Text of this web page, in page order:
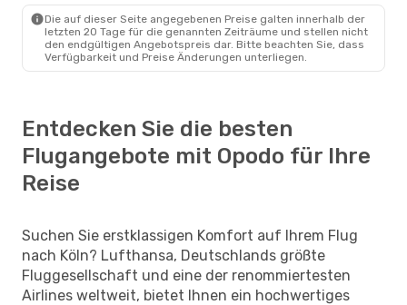
Die auf dieser Seite angegebenen Preise galten innerhalb der
letzten 20 Tage für die genannten Zeiträume und stellen nicht
den endgültigen Angebotspreis dar. Bitte beachten Sie, dass
Verfügbarkeit und Preise Änderungen unterliegen.
Entdecken Sie die besten
Flugangebote mit Opodo für Ihre
Reise
Suchen Sie erstklassigen Komfort auf Ihrem Flug
nach Köln? Lufthansa, Deutschlands größte
Fluggesellschaft und eine der renommiertesten
Airlines weltweit, bietet Ihnen ein hochwertiges